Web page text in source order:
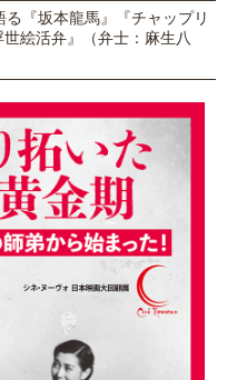
『坂本龍馬』『チャップリ
絵活弁』（弁士：麻生八